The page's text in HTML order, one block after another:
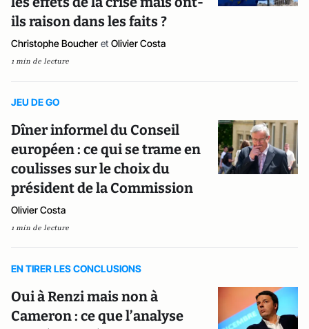
ils raison dans les faits ?
Christophe Boucher et Olivier Costa
1 min de lecture
JEU DE GO
Dîner informel du Conseil
européen : ce qui se trame en
coulisses sur le choix du
président de la Commission
Olivier Costa
1 min de lecture
EN TIRER LES CONCLUSIONS
Oui à Renzi mais non à
Cameron : ce que l’analyse